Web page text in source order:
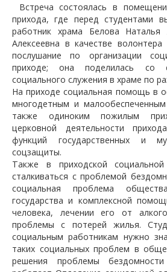
Встреча состоялась в
прихода, где перед студентами
работник храма Белова Наталья
Алексеевна в качестве волонтера
послушание по организации
приходе; она поделилась со
социального служения в храме по
На приходе социальная помощь в
многодетным и
также одиноким пожилым
церковной деятельности
функций государственных и
соцзащиты.
Также в приходской
сталкиваться с проблемой
социальная проблема
государства и комплексной
человека, лечении его от
проблемы с потерей жилья.
социальным работникам нужно
таких социальных проблем в
решения проблемы